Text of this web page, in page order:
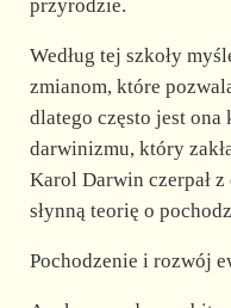
przyrodzie.
Według tej szkoły
zmianom, które
dlatego często jest
darwinizmu, który
Karol Darwin czerpał
słynną teorię o
Pochodzenie i rozwój